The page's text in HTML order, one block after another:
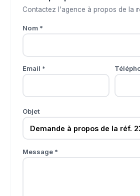
Contactez l'agence à propos de la
Nom *
Email *
Objet
Message *